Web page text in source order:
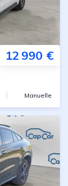
12 990 €
Manuelle